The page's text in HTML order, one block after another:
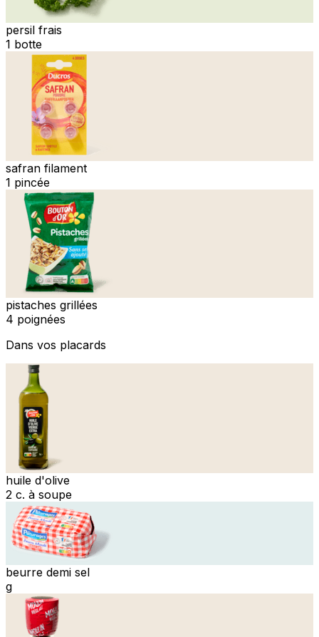
persil frais
1 botte
safran filament
1 pincée
pistaches grillées
4 poignées
Dans vos placards
huile d'olive
2 c. à soupe
beurre demi sel
g